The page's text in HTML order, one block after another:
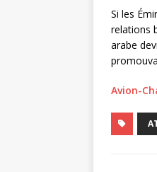
Si les
relations
arabe
Avion-